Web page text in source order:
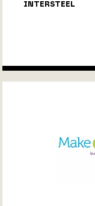
INTERSTEEL